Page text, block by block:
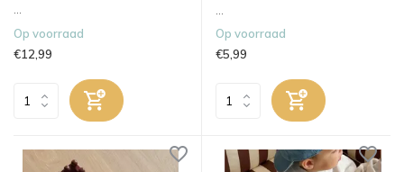
...
Op voorraad
€12,99
...
Op voorraad
€5,99